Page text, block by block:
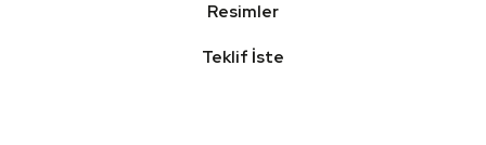
Resimler
Teklif İste